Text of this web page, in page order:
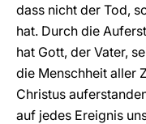
dass nicht der Tod,
hat. Durch die
hat Gott, der Vater,
die Menschheit aller
Christus
auf jedes Ereignis